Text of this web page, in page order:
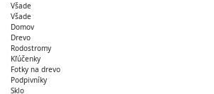
Všade
Všade
Domov
Drevo
Rodostromy
Kľúčenky
Fotky na drevo
Podpivníky
Sklo